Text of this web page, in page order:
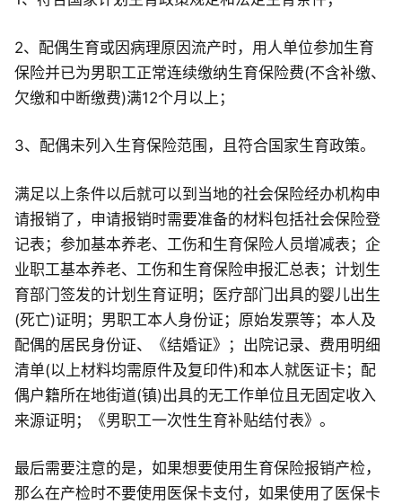
2、配偶生育或因病理原因流产时，用人单位参加生育
保险并已为男职工正常连续缴纳生育保险费(不含补缴、
欠缴和中断缴费)满12个月以上；
3、配偶未列入生育保险范围，且符合国家生育政策。
满足以上条件以后就可以到当地的社会保险经办机构申
请报销了，申请报销时需要准备的材料包括社会保险登
记表；参加基本养老、工伤和生育保险人员增减表；企
业职工基本养老、工伤和生育保险申报汇总表；计划生
育部门签发的计划生育证明；医疗部门出具的婴儿出生
(死亡)证明；男职工本人身份证；原始发票等；本人及
配偶的居民身份证、《结婚证》；出院记录、费用明细
清单(以上材料均需原件及复印件)和本人就医证卡；配
偶户籍所在地街道(镇)出具的无工作单位且无固定收入
来源证明；《男职工一次性生育补贴结付表》。
最后需要注意的是，如果想要使用生育保险报销产检，
那么在产检时不要使用医保卡支付，如果使用了医保卡